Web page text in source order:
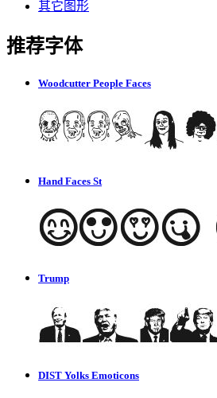
其它图形
推荐字体
Woodcutter People Faces
Hand Faces St
Trump
DIST Yolks Emoticons